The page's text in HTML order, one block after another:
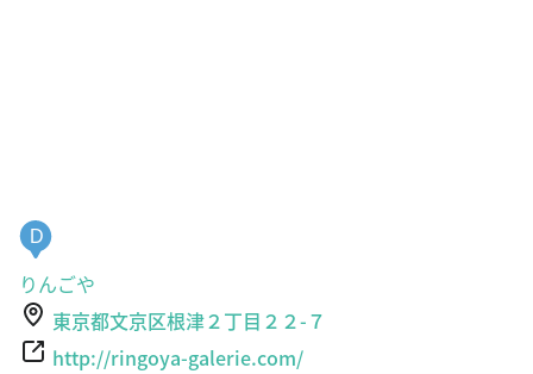
D
りんごや
東京都文京区根津２丁目２２-７
http://ringoya-galerie.com/